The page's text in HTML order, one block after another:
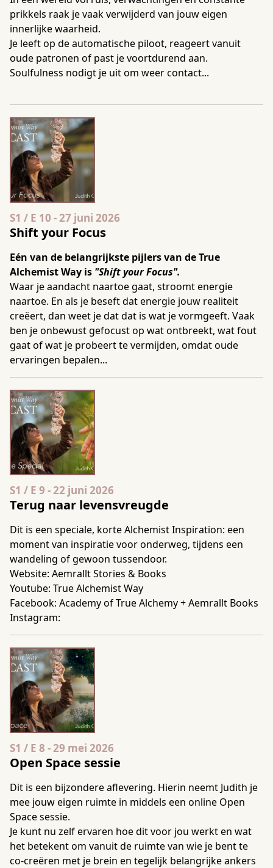
prikkels raak je vaak verwijderd van jouw eigen
innerlijke waarheid.
Je leeft op de automatische piloot, reageert vanuit
oude patronen of past je voortdurend aan.
Soulfulness nodigt je uit om weer contact...
Shift your Focus
Seizoen 1 Aflevering 10
S1 / E 10 -27 juni 2026
Eén van de belangrijkste pijlers van de True
Alchemist Way is "Shift your Focus".
Waar je aandacht naartoe gaat, stroomt energie
naartoe. En als je beseft dat energie jouw realiteit
creëert, dan weet je dat dat is wat je vormgeeft. Vaak
ben je onbewust gefocust op wat ontbreekt, wat fout
gaat of wat je probeert te vermijden, omdat oude
ervaringen bepalen...
Terug naar levensvreugde
Seizoen 1 Aflevering 9
S1 / E 9 -22 juni 2026
Dit is een speciale, korte Alchemist Inspiration: een
moment van inspiratie voor onderweg, tijdens een
wandeling of gewoon tussendoor.
Website: Aemrallt Stories & Books
Youtube: True Alchemist Way
Facebook: Academy of True Alchemy+Aemrallt Books
Instagram:
Open Space sessie
Seizoen 1 Aflevering 8
S1 / E 8 -29 mei 2026
Dit is een bijzondere aflevering. Hierin neemt Judith je
mee jouw eigen ruimte in middels een online Open
Space sessie.
Je kunt nu zelf ervaren hoe dit voor jou werkt en wat
het betekent om vanuit de ruimte van wie je bent te
co-creëren met je brein en tegelijk belangrijke ankers